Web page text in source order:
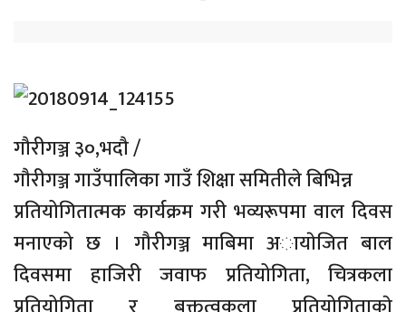
गौरीगञ्ज ३०,भदौ /
गौरीगञ्ज गाउँपालिका गाउँ शिक्षा समितीले बिभिन्न
प्रतियोगितात्मक कार्यक्रम गरी भव्यरूपमा वाल दिवस
मनाएको छ । गौरीगञ्ज माबिमा अायाेजित बाल
दिवसमा हाजिरी जवाफ प्रतियोगिता, चित्रकला